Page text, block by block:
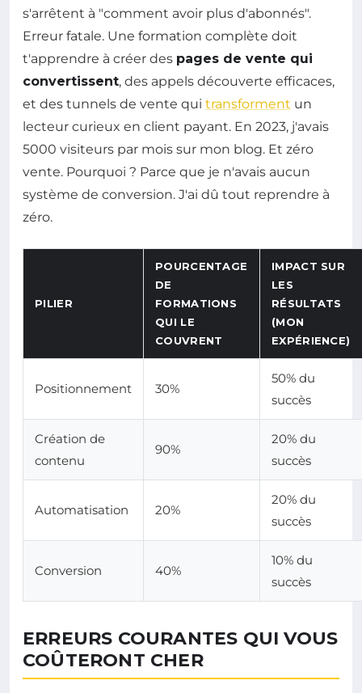
s'arrêtent à "comment avoir plus d'abonnés".
Erreur fatale. Une formation complète doit
t'apprendre à créer des pages de vente qui
convertissent, des appels découverte efficaces,
et des tunnels de vente qui transforment un
lecteur curieux en client payant. En 2023, j'avais
5000 visiteurs par mois sur mon blog. Et zéro
vente. Pourquoi ? Parce que je n'avais aucun
système de conversion. J'ai dû tout reprendre à
zéro.
PILIER
POURCENTAGE
DE
FORMATIONS
QUI LE
COUVRENT
IMPACT SUR
LES
RÉSULTATS
(MON
EXPÉRIENCE)
Positionnement 30%
50% du
succès
Création de
contenu
90%
20% du
succès
Automatisation 20%
20% du
succès
Conversion 40%
10% du
succès
ERREURS COURANTES QUI VOUS
COÛTERONT CHER